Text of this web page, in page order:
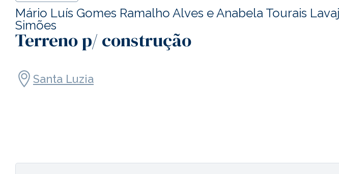
Mário Luís Gomes Ramalho Alves e Anabela Tourais
Simões
Terreno p/ construção
Santa Luzia